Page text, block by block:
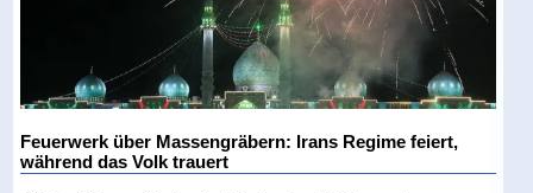
Feuerwerk über Massengräbern: Irans Regime feiert,
während das Volk trauert